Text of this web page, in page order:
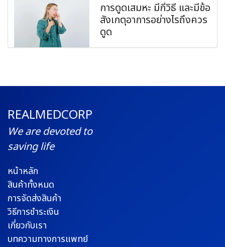
การดูดเสมหะ มีกี่วิธี และมีข้อ
สังเกตุอาการอย่างไรถึงควร
ดูด
REALMEDCORP
We are devoted to
saving life
หน้าหลัก
สินค้าทั้งหมด
การจัดส่งสินค้า
วิธีการชำระเงิน
เกี่ยวกับเรา
บทความทางการแพทย์